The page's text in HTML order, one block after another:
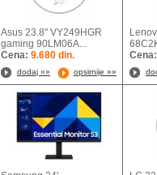
Asus 23.8'' VY249HGR
gaming 90LM06A...
Cena: 9.680 din.
dodaj »» opsirnije »»